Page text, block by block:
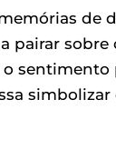
de
pairar sobre
o